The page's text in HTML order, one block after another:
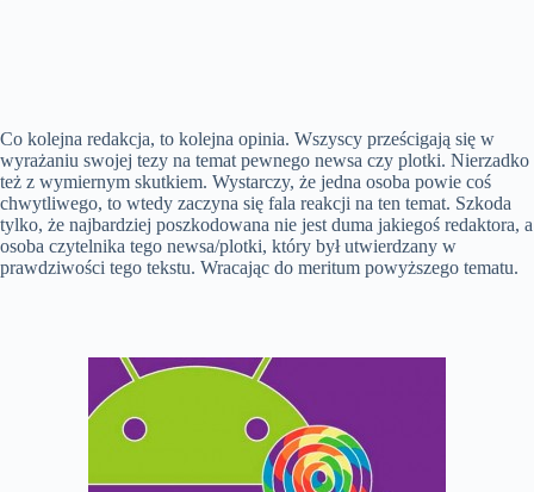
Co kolejna redakcja, to kolejna opinia. Wszyscy prześcigają się w
wyrażaniu swojej tezy na temat pewnego newsa czy plotki. Nierzadko
też z wymiernym skutkiem. Wystarczy, że jedna osoba powie coś
chwytliwego, to wtedy zaczyna się fala reakcji na ten temat. Szkoda
tylko, że najbardziej poszkodowana nie jest duma jakiegoś redaktora, a
osoba czytelnika tego newsa/plotki, który był utwierdzany w
prawdziwości tego tekstu. Wracając do meritum powyższego tematu.